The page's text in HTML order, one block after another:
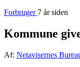
Forbruger 7 år siden
Kommune
Af: Netavisernes